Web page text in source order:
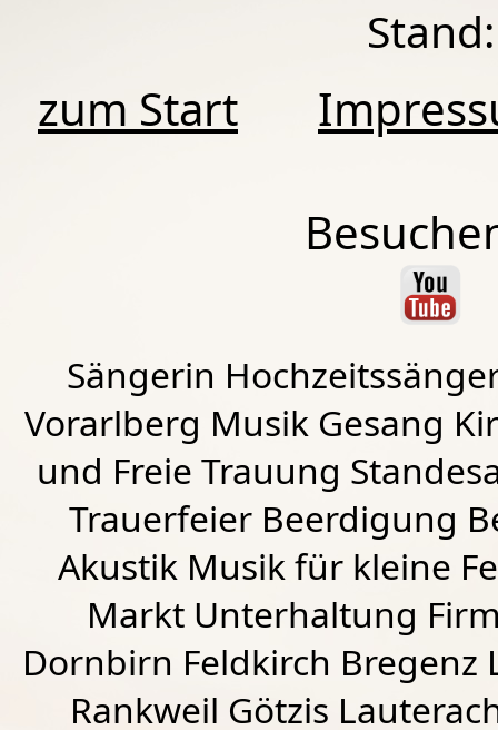
zum Start
Sängerin
Vorarlberg Musik Gesang
und Freie Trauung
Trauerfeier Beerdigung
Akustik Musik für kleine
Markt Unterhaltung
Dornbirn Feldkirch Bregenz
Rankweil Götzis